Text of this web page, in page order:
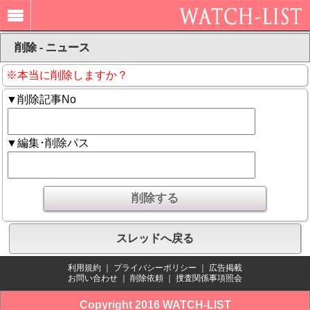
削除 - ニュース
※本当に削除しますか？
▼削除記事No
▼編集･削除パス
スレッドへ戻る
利用規約 プライバシーポリシー
広告掲載
お問い合わせ
削除依頼 捜査関係事項照会
Copyright 2016 WATCH-LIST